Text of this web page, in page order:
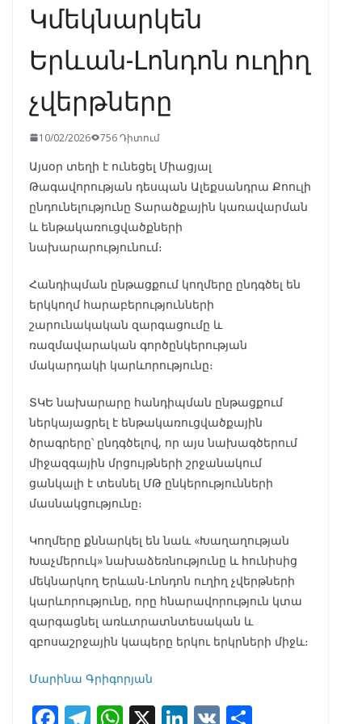
Կմեկնարկեն
Երևան-Լոնդոն ուղիղ
չվերթները
10/02/2026 756 Դիտում
Այսօր տեղի է ունեցել Միացյալ
Թագավորության դեսպան Ալեքսանդրա Քոուլի
ընդունելությունը Տարածքային կառավարման
և ենթակառուցվածքների
նախարարությունում։
Հանդիպման ընթացքում կողմերը ընդգծել են
երկկողմ հարաբերությունների
շարունակական զարգացումը և
ռազմավարական գործընկերության
մակարդակի կարևորությունը։
ՏԿԵ նախարարը հանդիպման ընթացքում
ներկայացրել է ենթակառուցվածքային
ծրագրերը՝ ընդգծելով, որ այս նախագծերում
միջազգային մրցույթների շրջանակում
ցանկալի է տեսնել ՄԹ ընկերությունների
մասնակցությունը։
Կողմերը քննարկել են նաև «Խաղաղության
Խաչմերուկ» նախաձեռնությունը և հունիսից
մեկնարկող Երևան-Լոնդոն ուղիղ չվերթների
կարևորությունը, որը հնարավորություն կտա
զարգացնել առևտրատնտեսական և
զբոսաշրջային կապերը երկու երկրների միջև։
Մարինա Գրիգորյան